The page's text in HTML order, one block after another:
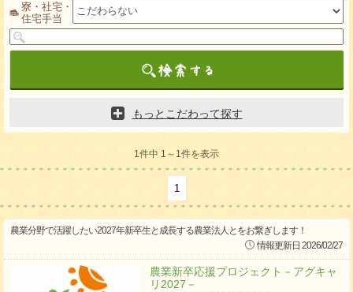
寮・社宅・
住宅手当
もっとこだわって探す
1件中 1～1件を表示
1
農業分野で活躍したい2027年新卒生と成長する農業法人とをお繋ぎします！
情報更新日 2026/02/27
農業新卒応援プロジェクト－アグキャ
リ2027－